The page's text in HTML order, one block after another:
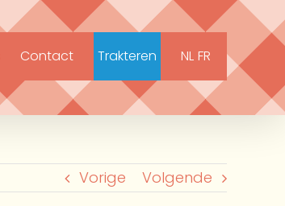
Contact Trakteren NL FR
Vorige Volgende